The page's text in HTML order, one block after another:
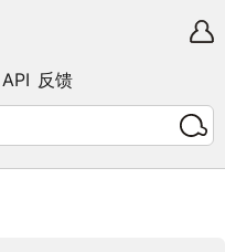
API 反馈